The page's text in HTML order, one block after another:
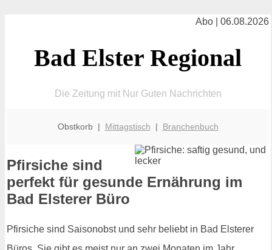
Abo | 06.08.2026
Bad Elster Regional
Die Zeitung mit Nur Guten Nachrichten
Obstkorb | Mittagstisch | Branchenbuch
Pfirsiche sind
perfekt für gesunde Ernährung im
Bad Elsterer Büro
Pfirsiche sind Saisonobst und sehr beliebt in Bad Elsterer